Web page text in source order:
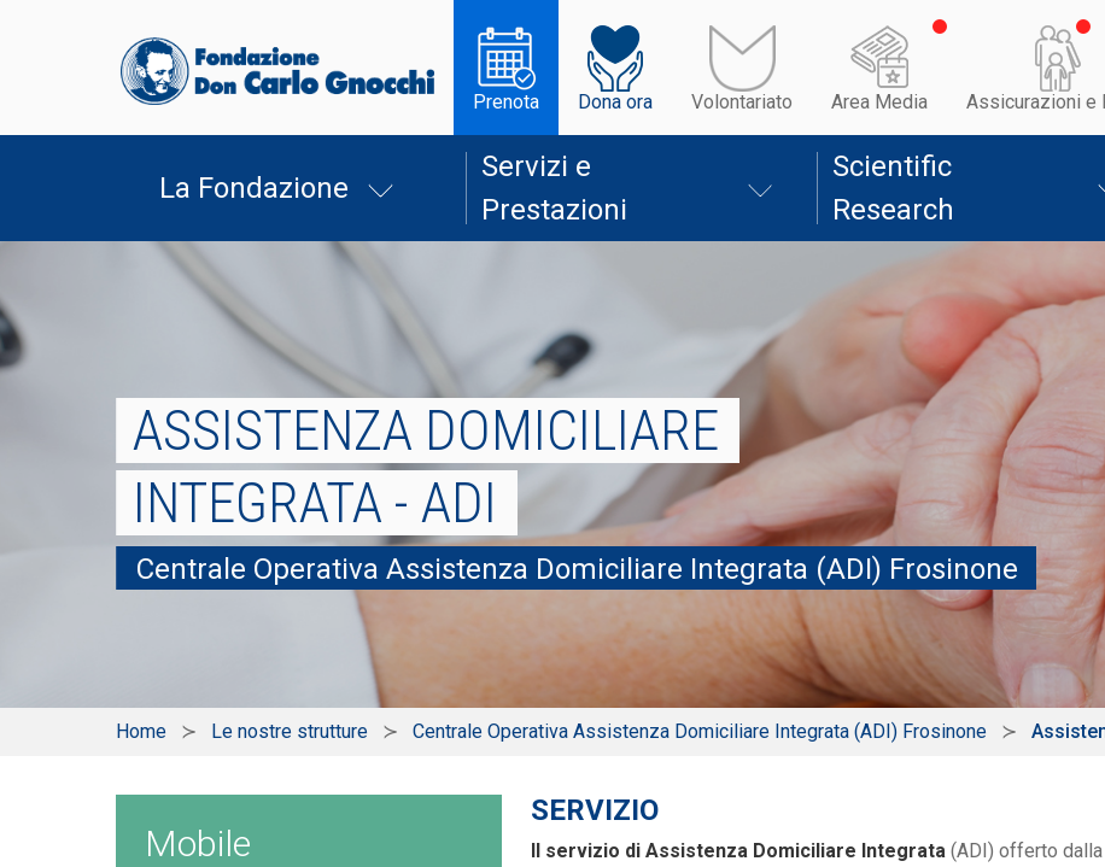
Prenota Dona ora Volontariato Area Media Assicurazioni e
La Fondazione
Servizi e
Prestazioni
Scientific
Research
ASSISTENZA DOMICILIARE
INTEGRATA - ADI
Centrale Operativa Assistenza Domiciliare Integrata (ADI) Frosinone
Home Le nostre strutture Centrale Operativa Assistenza Domiciliare Integrata (ADI) Frosinone
Mobile
SERVIZIO
Il servizio di Assistenza Domiciliare Integrata (ADI) offerto